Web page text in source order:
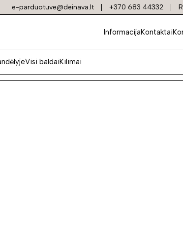
e-parduotuve@deinava.lt +370 683 44332
InformacijaKontaktai
Visi baldaiKilimai